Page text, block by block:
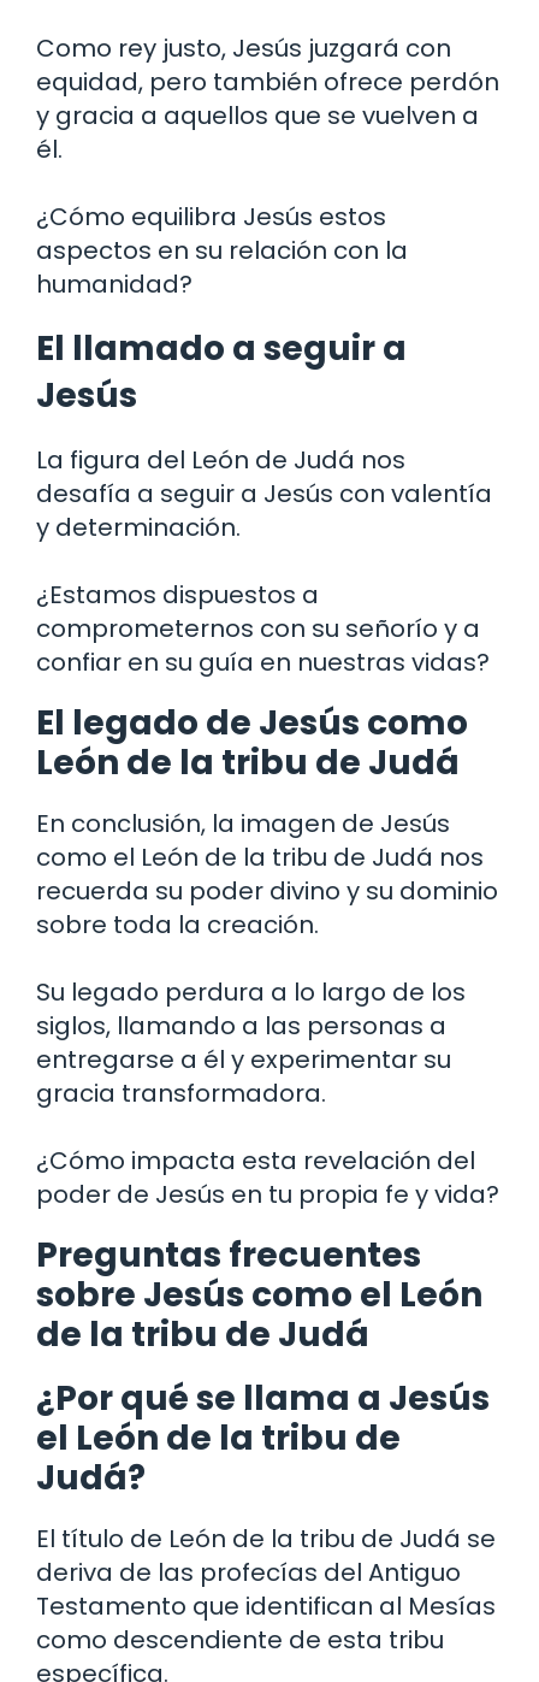
Como rey justo, Jesús juzgará con
equidad, pero también ofrece perdón
y gracia a aquellos que se vuelven a
él.
¿Cómo equilibra Jesús estos
aspectos en su relación con la
humanidad?
El llamado a seguir a
Jesús
La figura del León de Judá nos
desafía a seguir a Jesús con valentía
y determinación.
¿Estamos dispuestos a
comprometernos con su señorío y a
confiar en su guía en nuestras vidas?
El legado de Jesús como
León de la tribu de Judá
En conclusión, la imagen de Jesús
como el León de la tribu de Judá nos
recuerda su poder divino y su dominio
sobre toda la creación.
Su legado perdura a lo largo de los
siglos, llamando a las personas a
entregarse a él y experimentar su
gracia transformadora.
¿Cómo impacta esta revelación del
poder de Jesús en tu propia fe y vida?
Preguntas frecuentes
sobre Jesús como el León
de la tribu de Judá
¿Por qué se llama a Jesús
el León de la tribu de
Judá?
El título de León de la tribu de Judá se
deriva de las profecías del Antiguo
Testamento que identifican al Mesías
como descendiente de esta tribu
específica.